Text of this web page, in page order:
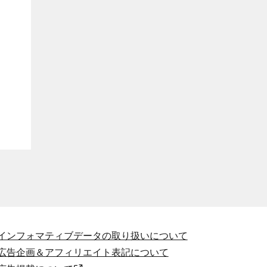
ンフォマティブデータの取り扱いについて
告企画＆アフィリエイト表記について